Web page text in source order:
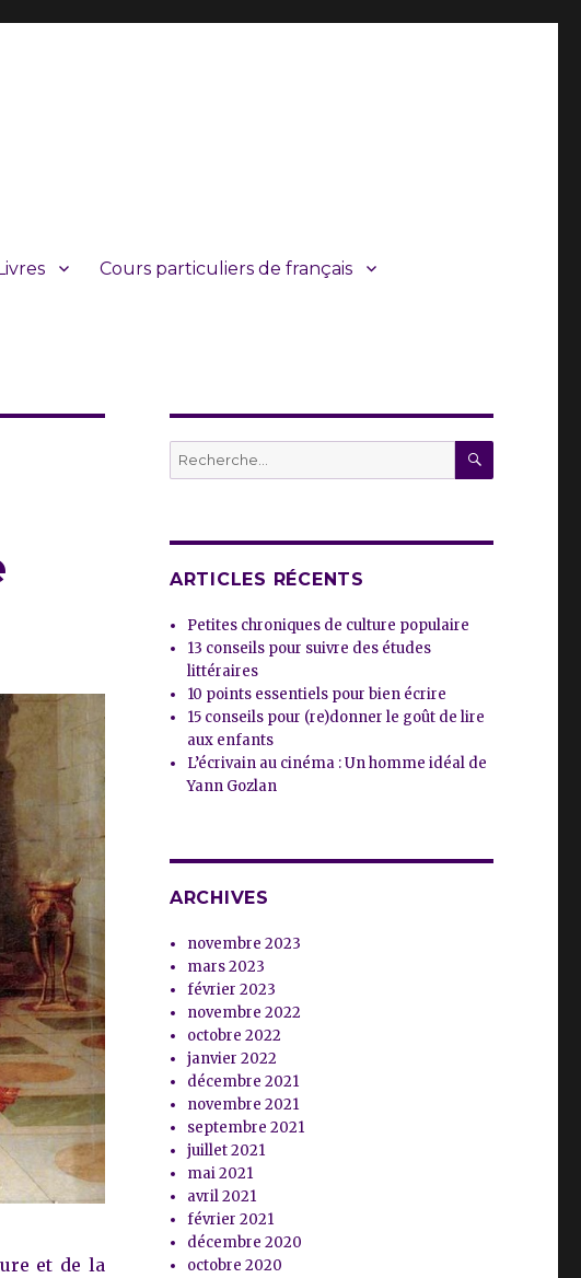
Cours particuliers de français
et de la
Recherche
pour :
ARTICLES RÉCENTS
Petites chroniques de culture populaire
13 conseils pour suivre des études
littéraires
10 points essentiels pour bien écrire
15 conseils pour (re)donner le goût de lire
aux enfants
L’écrivain au cinéma : Un homme idéal de
Yann Gozlan
ARCHIVES
novembre 2023
mars 2023
février 2023
novembre 2022
octobre 2022
janvier 2022
décembre 2021
novembre 2021
septembre 2021
juillet 2021
mai 2021
avril 2021
février 2021
décembre 2020
octobre 2020